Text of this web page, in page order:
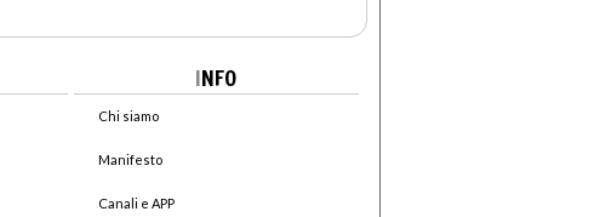
INFO
Chi siamo
Manifesto
Canali e APP